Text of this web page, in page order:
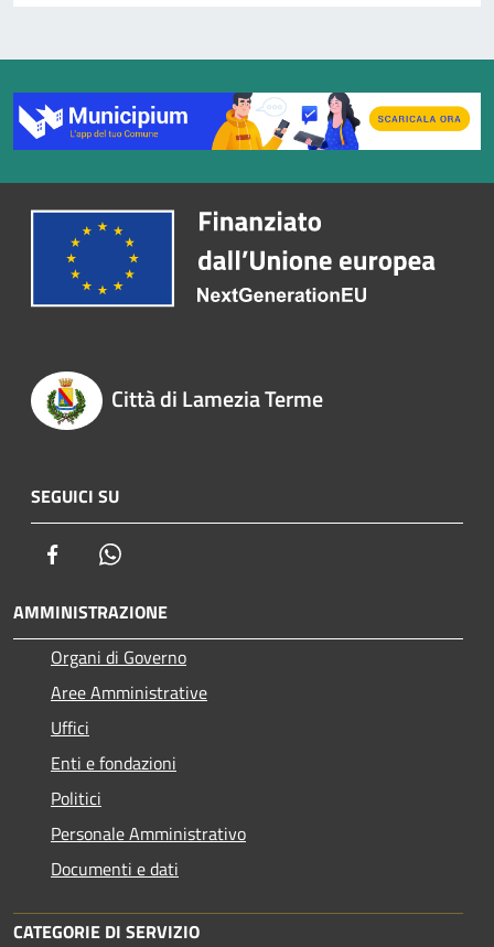
Città di Lamezia Terme
SEGUICI SU
Facebook
AMMINISTRAZIONE
Organi di Governo
Aree Amministrative
Uffici
Enti e fondazioni
Politici
Personale Amministrativo
Documenti e dati
CATEGORIE DI SERVIZIO